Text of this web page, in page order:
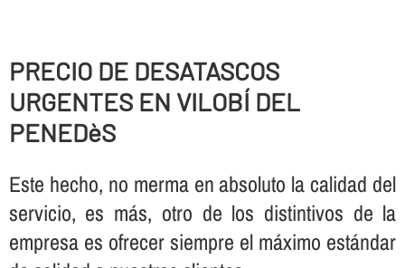
PRECIO DE DESATASCOS
URGENTES EN VILOBÍ DEL
PENEDèS
Este hecho, no merma en absoluto la calidad del
servicio, es más, otro de los distintivos de la
empresa es ofrecer siempre el máximo estándar